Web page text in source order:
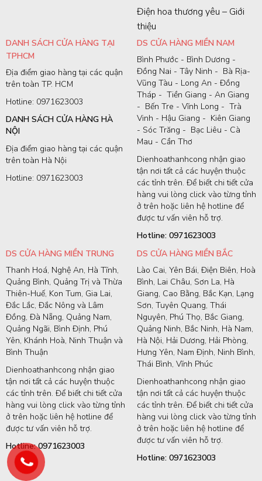
Điện hoa thương yêu – Giới
thiệu
DANH SÁCH CỬA HÀNG TẠI
TPHCM
Địa điểm giao hàng tại các quận
trên toàn TP. HCM
Hotline: 0971623003
DANH SÁCH CỬA HÀNG HÀ
NỘI
Địa điểm giao hàng tại các quận
trên toàn Hà Nội
Hotline: 0971623003
DS CỬA HÀNG MIỀN NAM
Bình Phước - Bình Dương -
Đồng Nai - Tây Ninh - Bà Rịa-
Vũng Tàu - Long An - Đồng
Tháp - Tiền Giang - An Giang
- Bến Tre - Vĩnh Long - Trà
Vinh - Hậu Giang - Kiên Giang
- Sóc Trăng - Bạc Liêu - Cà
Mau - Cần Thơ
Dienhoathanhcong nhận giao
tận nơi tất cả các huyện thuộc
các tỉnh trên. Để biết chi tiết cửa
hàng vui lòng click vào từng tỉnh
ở trên hoặc liên hệ hotline để
được tư vấn viên hỗ trợ.
Hotline: 0971623003
DS CỬA HÀNG MIỀN TRUNG
Thanh Hoá, Nghệ An, Hà Tĩnh,
Quảng Bình, Quảng Trị và Thừa
Thiên-Huế, Kon Tum, Gia Lai,
Đắc Lắc, Đắc Nông và Lâm
Đồng, Đà Nẵng, Quảng Nam,
Quảng Ngãi, Bình Định, Phú
Yên, Khánh Hoà, Ninh Thuận và
Bình Thuận
Dienhoathanhcong nhận giao
tận nơi tất cả các huyện thuộc
các tỉnh trên. Để biết chi tiết cửa
hàng vui lòng click vào từng tỉnh
ở trên hoặc liên hệ hotline để
được tư vấn viên hỗ trợ.
Hotline: 0971623003
DS CỬA HÀNG MIỀN BẮC
Lào Cai, Yên Bái, Điện Biên, Hoà
Bình, Lai Châu, Sơn La, Hà
Giang, Cao Bằng, Bắc Kạn, Lạng
Sơn, Tuyên Quang, Thái
Nguyên, Phú Thọ, Bắc Giang,
Quảng Ninh, Bắc Ninh, Hà Nam,
Hà Nội, Hải Dương, Hải Phòng,
Hưng Yên, Nam Định, Ninh Bình,
Thái Bình, Vĩnh Phúc
Dienhoathanhcong nhận giao
tận nơi tất cả các huyện thuộc
các tỉnh trên. Để biết chi tiết cửa
hàng vui lòng click vào từng tỉnh
ở trên hoặc liên hệ hotline để
được tư vấn viên hỗ trợ.
Hotline: 0971623003